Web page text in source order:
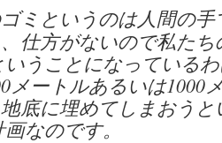
ミというのは人間の
仕方がないので私た
うことになっている
メートルあるいは1000
底に埋めてしまおう
なのです。